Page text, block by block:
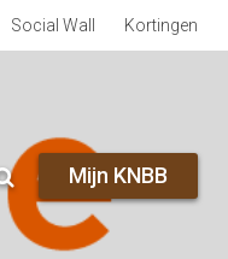
Social Wall Kortingen
Mijn KNBB